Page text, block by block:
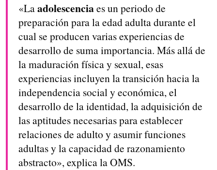
«Laadolescenciaes un periodo de
preparación para la edad adulta durante el
cual se producen varias experiencias de
desarrollo de suma importancia. Más allá de
la maduración física y sexual, esas
experiencias incluyen la transición hacia la
independencia social y económica, el
desarrollo de la identidad, la adquisición de
las aptitudes necesarias para establecer
relaciones de adulto y asumir funciones
adultas y la capacidad de razonamiento
abstracto», explica la OMS.